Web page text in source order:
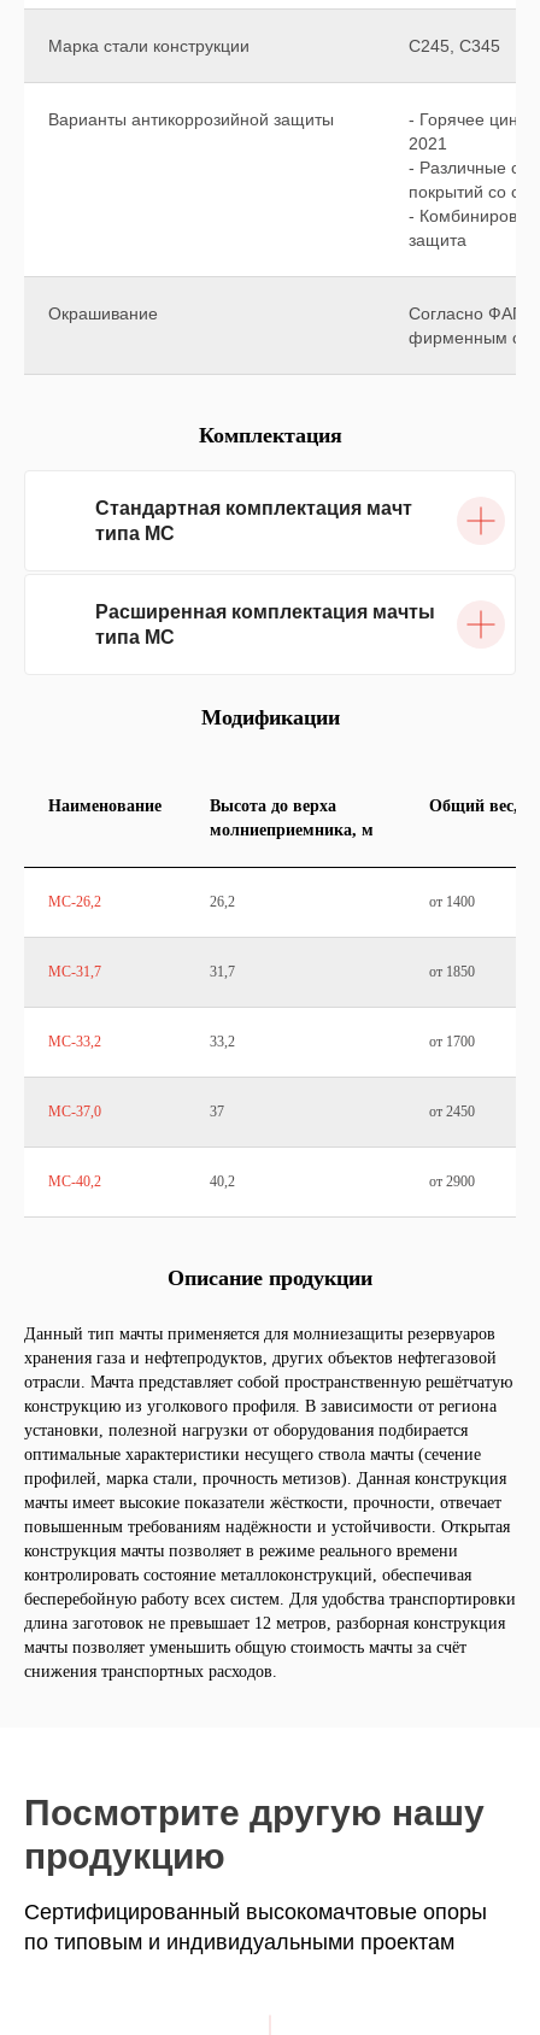
Марка стали конструкции C245, C345
Варианты антикоррозийной защиты
- Горячее
2021
- Различные
покрытий со
-
защита
Окрашивание
Согласно ФАП
фирменным
Комплектация
Стандартная комплектация мачт
типа МС
Расширенная комплектация мачты
типа МС
Модификации
Наименование
Высота до верха
молниеприемника, м
Общий вес, кг
МС-26,2 26,2 от 1400
МС-31,7 31,7 от 1850
МС-33,2 33,2 от 1700
МС-37,0 37 от 2450
МС-40,2 40,2 от 2900
Описание продукции
Данный тип мачты применяется для молниезащиты резервуаров
хранения газа и нефтепродуктов, других объектов нефтегазовой
отрасли. Мачта представляет собой пространственную решётчатую
конструкцию из уголкового профиля. В зависимости от региона
установки, полезной нагрузки от оборудования подбирается
оптимальные характеристики несущего ствола мачты (сечение
профилей, марка стали, прочность метизов). Данная конструкция
мачты имеет высокие показатели жёсткости, прочности, отвечает
повышенным требованиям надёжности и устойчивости. Открытая
конструкция мачты позволяет в режиме реального времени
контролировать состояние металлоконструкций, обеспечивая
бесперебойную работу всех систем. Для удобства транспортировки
длина заготовок не превышает 12 метров, разборная конструкция
мачты позволяет уменьшить общую стоимость мачты за счёт
снижения транспортных расходов.
Посмотрите другую нашу
продукцию
Сертифицированный высокомачтовые опоры
по типовым и индивидуальными проектам